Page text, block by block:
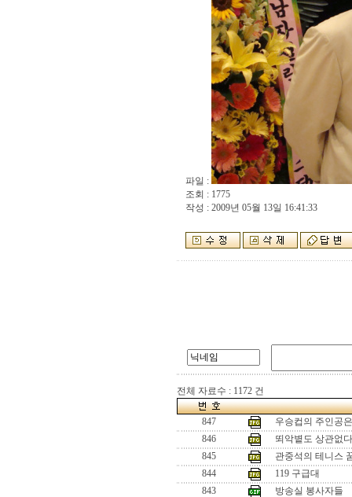
파일 :
조회 : 1775
작성 : 2009년 05월 13일 16:41:33
전체 자료수 : 1172 건
847
우승컵의 주인공
846
뙤악볕도 상관없
845
관중석의 테니스
844
119 구급대
843
방송실 봉사자들